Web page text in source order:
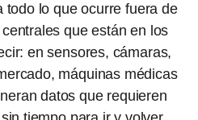
todo lo que ocurre fuera de
que están en los
en sensores, cámaras,
máquinas médicas
datos que requieren